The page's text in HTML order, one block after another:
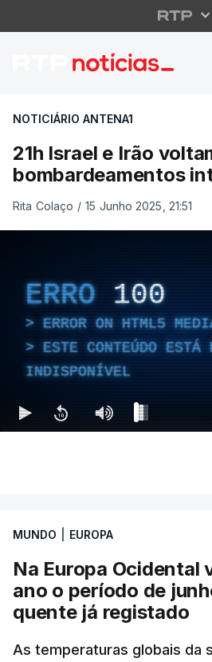
21h Israel e
NOTICIÁRIO ANTENA1
21h Israel e Irão
bombardeamentos
Rita Colaço / 15 Junho 2025, 21:51
ERRO 100
ERROR ON HTML5
ESTE CONTEÚDO ESTÁ
INDISPONÍVEL
MUNDO EUROPA
Na Europa Ocidental
ano o período de
quente já registado
As temperaturas globais da